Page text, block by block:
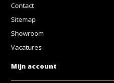
Contact
Sitemap
Showroom
Vacatures
Mijn account